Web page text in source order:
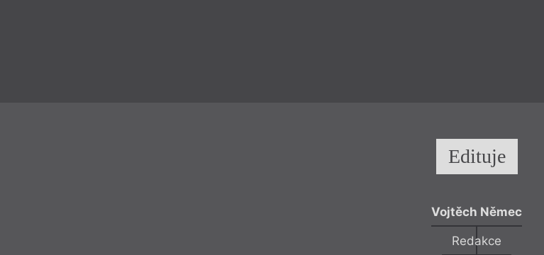
Edituje
Vojtěch Němec
Redakce